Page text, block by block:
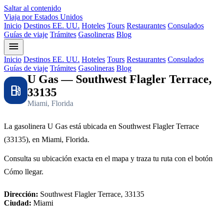
Saltar al contenido
Viaja por Estados Unidos
Inicio Destinos EE. UU. Hoteles Tours Restaurantes Consulados
Guías de viaje Trámites Gasolineras Blog
menu
Inicio Destinos EE. UU. Hoteles Tours Restaurantes Consulados
Guías de viaje Trámites Gasolineras Blog
local_gas_station
U Gas — Southwest Flagler Terrace,
33135
Miami, Florida
La gasolinera U Gas está ubicada en Southwest Flagler Terrace
(33135), en Miami, Florida.
Consulta su ubicación exacta en el mapa y traza tu ruta con el botón
Cómo llegar.
Dirección: Southwest Flagler Terrace, 33135
Ciudad: Miami